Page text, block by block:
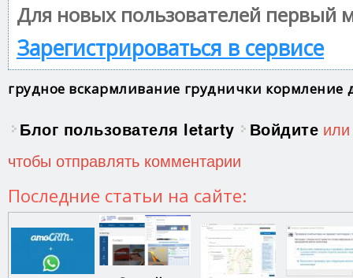
Для новых пользователей первый
Зарегистрироваться в сервисе
грудное вскармливание груднички кормление
Блог пользователя letarty Войдите
чтобы отправлять комментарии
Последние статьи на сайте: